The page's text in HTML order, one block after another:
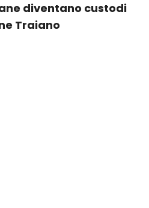
diventano custodi
Traiano